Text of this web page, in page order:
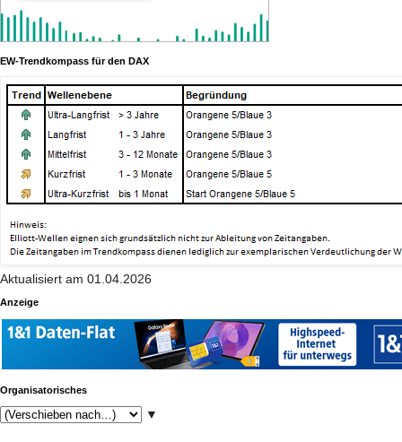
EW-Trendkompass für den DAX
Aktualisiert am 01.04.2026
Anzeige
Organisatorisches
▼